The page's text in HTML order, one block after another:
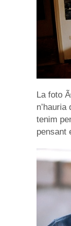
La foto
tenim
pensant